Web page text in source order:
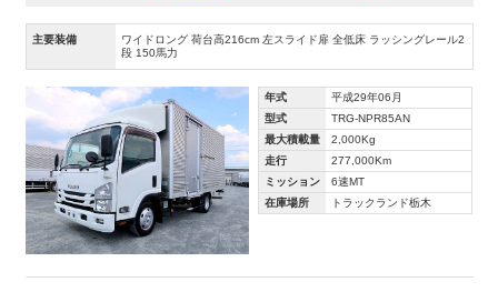
主要装備
ワイドロング 荷台高216cm 左スライド扉 全低床 ラッシングレール2
段 150馬力
年式
平成29年06月
型式
TRG-NPR85AN
最大積載量
2,000Kg
走行
277,000Km
ミッション
6速MT
在庫場所
トラックランド栃木